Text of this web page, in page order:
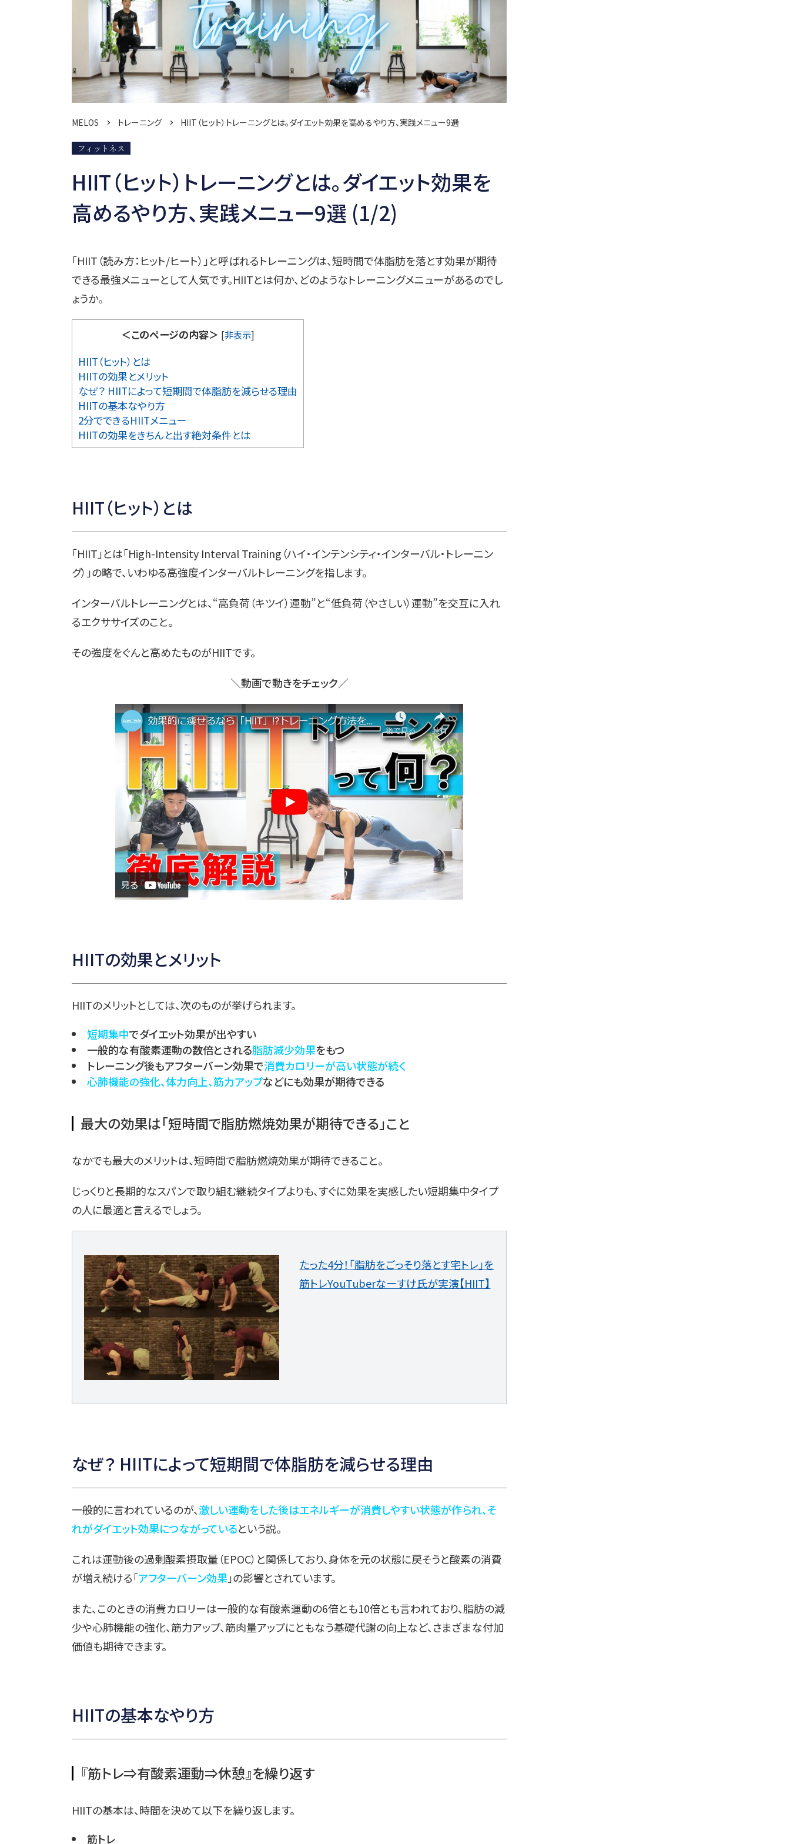
MELOS トレーニング HIIT（ヒット）トレーニングとは。ダイエット効果を高めるやり方、実践メニュー9選
フィットネス
HIIT（ヒット）トレーニングとは。ダイエット効果を
高めるやり方、実践メニュー9選 (1/2)
「HIIT（読み方：ヒット/ヒート）」と呼ばれるトレーニングは、短時間で体脂肪を落とす効果が期待
できる最強メニューとして人気です。HIITとは何か、どのようなトレーニングメニューがあるのでし
ょうか。
＜このページの内容＞ [非表示]
HIIT（ヒット）とは
HIITの効果とメリット
なぜ？ HIITによって短期間で体脂肪を減らせる理由
HIITの基本なやり方
2分でできるHIITメニュー
HIITの効果をきちんと出す絶対条件とは
HIIT（ヒット）とは
「HIIT」とは「High-Intensity Interval Training（ハイ・インテンシティ・インターバル・トレーニン
グ）」の略で、いわゆる高強度インターバルトレーニングを指します。
インターバルトレーニングとは、“高負荷（キツイ）運動”と“低負荷（やさしい）運動”を交互に入れ
るエクササイズのこと。
その強度をぐんと高めたものがHIITです。
＼動画で動きをチェック／
HIITの効果とメリット
HIITのメリットとしては、次のものが挙げられます。
短期集中でダイエット効果が出やすい
一般的な有酸素運動の数倍とされる脂肪減少効果をもつ
トレーニング後もアフターバーン効果で消費カロリーが高い状態が続く
心肺機能の強化、体力向上、筋力アップなどにも効果が期待できる
最大の効果は「短時間で脂肪燃焼効果が期待できる」こと
なかでも最大のメリットは、短時間で脂肪燃焼効果が期待できること。
じっくりと長期的なスパンで取り組む継続タイプよりも、すぐに効果を実感したい短期集中タイプ
の人に最適と言えるでしょう。
たった4分！「脂肪をごっそり落とす宅トレ」を
筋トレYouTuberなーすけ氏が実演【HIIT】
なぜ？ HIITによって短期間で体脂肪を減らせる理由
一般的に言われているのが、激しい運動をした後はエネルギーが消費しやすい状態が作られ、そ
れがダイエット効果につながっているという説。
これは運動後の過剰酸素摂取量（EPOC）と関係しており、身体を元の状態に戻そうと酸素の消費
が増え続ける「アフターバーン効果」の影響とされています。
また、このときの消費カロリーは一般的な有酸素運動の6倍とも10倍とも言われており、脂肪の減
少や心肺機能の強化、筋力アップ、筋肉量アップにともなう基礎代謝の向上など、さまざまな付加
価値も期待できます。
HIITの基本なやり方
『筋トレ⇒有酸素運動⇒休憩』を繰り返す
HIITの基本は、時間を決めて以下を繰り返します。
筋トレ